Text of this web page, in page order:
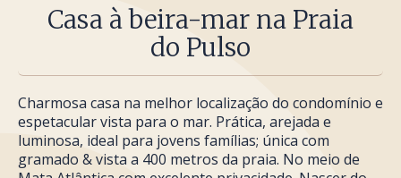
Casa à beira-mar na Praia
do Pulso
Charmosa casa na melhor localização do condomínio e
espetacular vista para o mar. Prática, arejada e
luminosa, ideal para jovens famílias; única com
gramado & vista a 400 metros da praia. No meio de